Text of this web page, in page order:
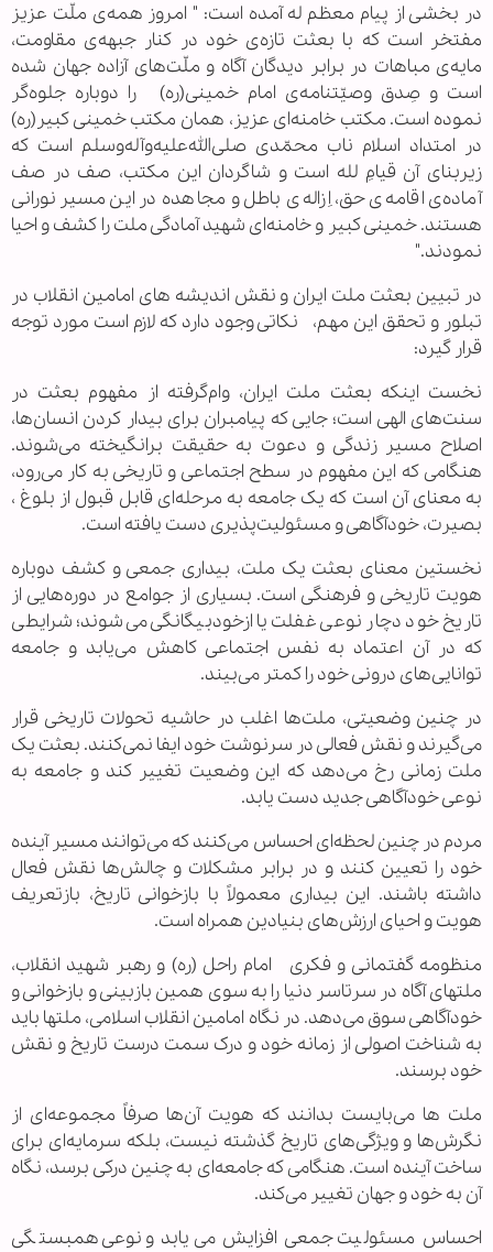
در بخشی از پیام معظم له آمده است: " امروز همه‌ی ملّت عزیز
مفتخر است که با بعثت تازه‌ی خود در کنار جبهه‌ی مقاومت،
مایه‌ی مباهات در برابر دیدگان آگاه و ملّت‌های آزاده جهان شده
است و صِدق وصیّتنامه‌ی امام خمینی(ره) را دوباره جلوه‌گر
نموده است. مکتب خامنه‌ای عزیز، همان مکتب خمینی کبیر(ره)
در امتداد اسلام ناب محمّدی صلی‌الله‌علیه‌وآله‌وسلم است که
زیربنای آن قیامِ لله است و شاگردان این مکتب، صف در صف
آماده‌ی اقامه‌ی حق، اِزاله‌ی باطل و مجاهده در این مسیر نورانی
هستند. خمینی کبیر و خامنه‌ای شهید آمادگی ملت را کشف و احیا
نمودند."
در تبیین بعثت ملت ایران و نقش اندیشه های امامین انقلاب در
تبلور و تحقق این مهم، نکاتی وجود دارد که لازم است مورد توجه
قرار گیرد:
نخست اینکه بعثت ملت ایران، وام‌گرفته از مفهوم بعثت در
سنت‌های الهی است؛ جایی که پیامبران برای بیدار کردن انسان‌ها،
اصلاح مسیر زندگی و دعوت به حقیقت برانگیخته می‌شوند.
هنگامی که این مفهوم در سطح اجتماعی و تاریخی به کار می‌رود،
به معنای آن است که یک جامعه به مرحله‌ای قابل قبول از بلوغ ،
بصیرت، خودآگاهی و مسئولیت‌پذیری دست یافته است.
نخستین معنای بعثت یک ملت، بیداری جمعی و کشف دوباره
هویت تاریخی و فرهنگی است. بسیاری از جوامع در دوره‌هایی از
تاریخ خود دچار نوعی غفلت یا ازخودبیگانگی می‌شوند؛ شرایطی
که در آن اعتماد به نفس اجتماعی کاهش می‌یابد و جامعه
توانایی‌های درونی خود را کمتر می‌بیند.
در چنین وضعیتی، ملت‌ها اغلب در حاشیه تحولات تاریخی قرار
می‌گیرند و نقش فعالی در سرنوشت خود ایفا نمی‌کنند. بعثت یک
ملت زمانی رخ می‌دهد که این وضعیت تغییر کند و جامعه به
نوعی خودآگاهی جدید دست یابد.
مردم در چنین لحظه‌ای احساس می‌کنند که می‌توانند مسیر آینده
خود را تعیین کنند و در برابر مشکلات و چالش‌ها نقش فعال
داشته باشند. این بیداری معمولاً با بازخوانی تاریخ، بازتعریف
هویت و احیای ارزش‌های بنیادین همراه است.
منظومه گفتمانی و فکری امام راحل (ره) و رهبر شهید انقلاب،
ملتهای آگاه در سرتاسر دنیا را به سوی همین بازبینی و بازخوانی و
خودآگاهی سوق می‌دهد. در نگاه امامین انقلاب اسلامی، ملتها باید
به شناخت اصولی از زمانه خود و درک سمت درست تاریخ و نقش
خود برسند.
ملت ها می‌بایست بدانند که هویت آن‌ها صرفاً مجموعه‌ای از
نگرش‌ها و ویژگی‌های تاریخ گذشته نیست، بلکه سرمایه‌ای برای
ساخت آینده است. هنگامی که جامعه‌ای به چنین درکی برسد، نگاه
آن به خود و جهان تغییر می‌کند.
احساس مسئولیت جمعی افزایش می‌یابد و نوعی همبستگی